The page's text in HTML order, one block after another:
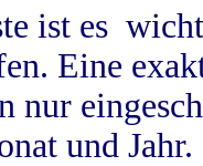
ist es
Eine
nur
und Jahr.